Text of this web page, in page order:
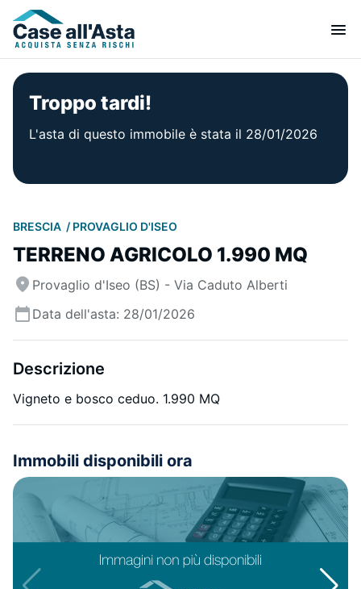
Troppo tardi!
L'asta di questo immobile è stata il 28/01/2026
BRESCIA PROVAGLIO D'ISEO
TERRENO AGRICOLO 1.990 MQ
Provaglio d'Iseo (BS) - Via Caduto Alberti
Data dell'asta: 28/01/2026
Descrizione
Vigneto e bosco ceduo. 1.990 MQ
Immobili disponibili ora